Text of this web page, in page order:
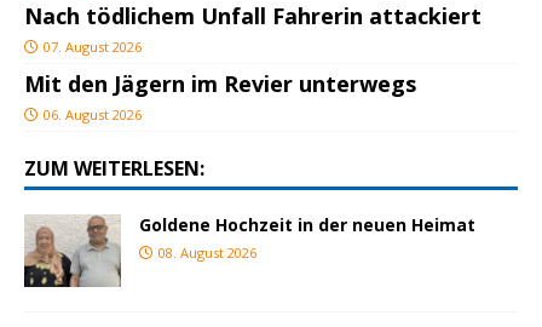
Nach tödlichem Unfall Fahrerin attackiert
07. August 2026
Mit den Jägern im Revier unterwegs
06. August 2026
ZUM WEITERLESEN:
Goldene Hochzeit in der neuen Heimat
08. August 2026